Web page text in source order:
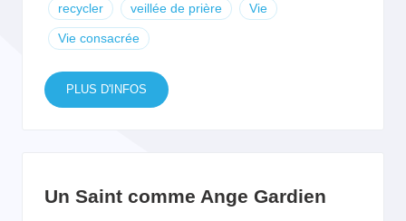
recycler veillée de prière Vie
Vie consacrée
PLUS D'INFOS
Un Saint comme Ange Gardien